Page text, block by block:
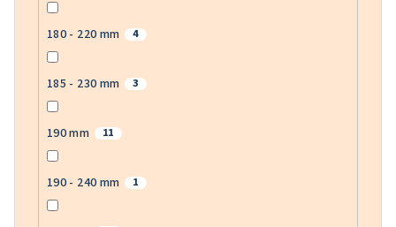
180 - 220 mm 4
185 - 230 mm 3
190 mm 11
190 - 240 mm 1